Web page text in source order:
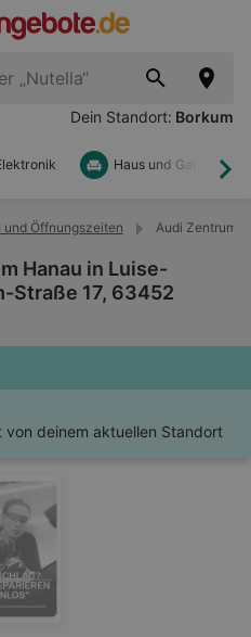
Dein Standort: Borkum
Haus und Garten
und Öffnungszeiten Audi Zentrum
Hanau in Luise-
Straße 17, 63452
deinem aktuellen Standort